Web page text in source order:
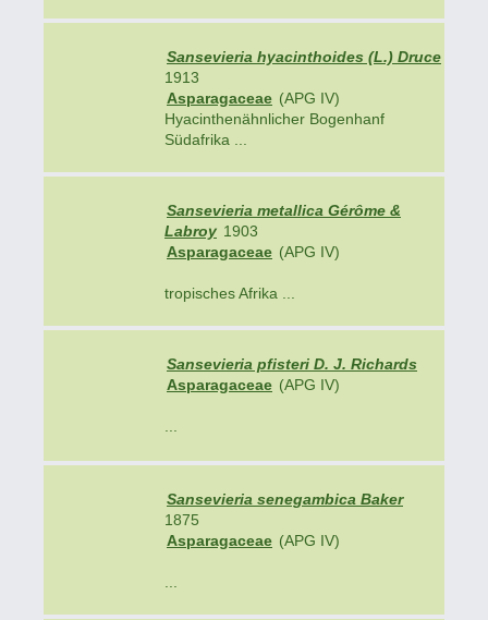
Sansevieria hyacinthoides (L.) Druce
1913
Asparagaceae (APG IV)
Hyacinthenähnlicher Bogenhanf
Südafrika ...
Sansevieria metallica Gérôme &
Labroy 1903
Asparagaceae (APG IV)
tropisches Afrika ...
Sansevieria pfisteri D. J. Richards
Asparagaceae (APG IV)
Sansevieria senegambica Baker
1875
Asparagaceae (APG IV)